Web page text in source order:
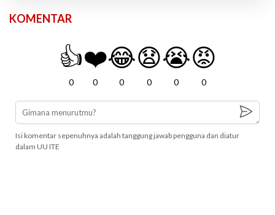
KOMENTAR
👍
0
❤️
0
😂
0
😧
0
😭
0
😡
0
Isi komentar sepenuhnya adalah tanggung jawab pengguna dan diatur
dalam UU ITE